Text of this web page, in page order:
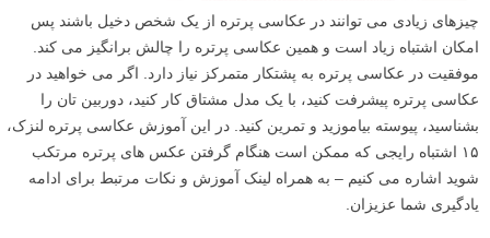
چیزهای زیادی می توانند در عکاسی پرتره از یک شخص دخیل باشند پس
امکان اشتباه زیاد است و همین عکاسی پرتره را چالش برانگیز می کند.
موفقیت در عکاسی پرتره به پشتکار متمرکز نیاز دارد. اگر می خواهید در
عکاسی پرتره پیشرفت کنید، با یک مدل مشتاق کار کنید، دوربین تان را
بشناسید، پیوسته بیاموزید و تمرین کنید. در این آموزش عکاسی پرتره لنزک،
۱۵ اشتباه رایجی که ممکن است هنگام گرفتن عکس های پرتره مرتکب
شوید اشاره می کنیم – به همراه لینک آموزش و نکات مرتبط برای ادامه
یادگیری شما عزیزان.